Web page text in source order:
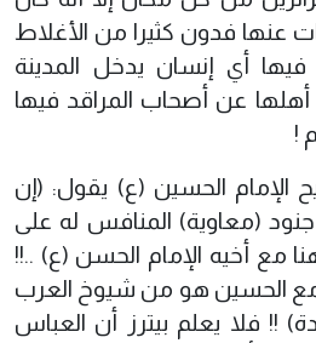
عنها فدون كثيرا من الأغلاط
فيها أي إنسان يدخل المدينة
عن أصحاب المراقد فيها
!
الحسين (ع) يقول: (إن
(معاوية) المنافس له على
مع أخيه الإمام الحسن (ع) ..!!
مع الحسين هو من شيوخ العرب
!! فلا يعلم بيترز أن العباس